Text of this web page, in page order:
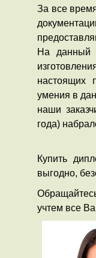
За все
На данный
настоящих
умения в
наши
года)
Купить
выгодно,
учтем все